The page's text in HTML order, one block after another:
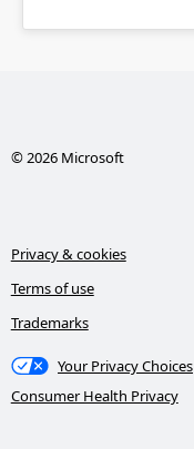
© 2026 Microsoft
Privacy & cookies
Terms of use
Trademarks
Your Privacy Choices
Consumer Health Privacy